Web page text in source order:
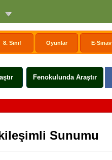
8. Sınıf Oyunlar E-Sınav
Fenokulunda Araştır
Sunumu